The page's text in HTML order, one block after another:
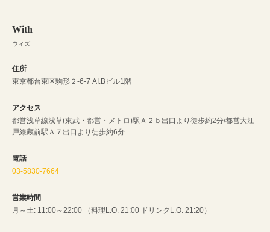
With
ウィズ
住所
東京都台東区駒形２-6-7 AI.Bビル1階
アクセス
都営浅草線浅草(東武・都営・メトロ)駅Ａ２ｂ出口より徒歩約2分/都営大江
戸線蔵前駅Ａ７出口より徒歩約6分
電話
03-5830-7664
営業時間
月～土: 11:00～22:00 （料理L.O. 21:00 ドリンクL.O. 21:20）
閉じる